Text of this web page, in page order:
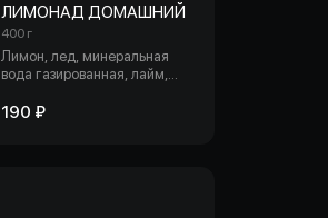
ЛИМОНАД ДОМАШНИЙ
400 г
Лимон, лед, минеральная
вода газированная, лайм,
190 ₽